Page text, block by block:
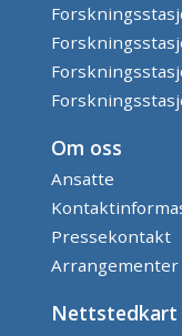
Om oss
Ansatte
Pressekontakt
Arrangementer
Nettstedkart